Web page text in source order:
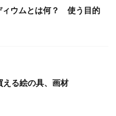
ウムとは何？ 使う目的
る絵の具、画材